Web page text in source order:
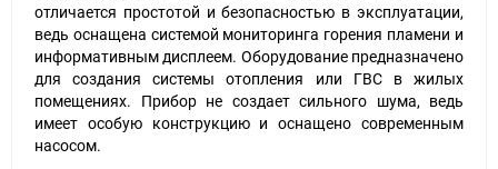
отличается простотой и безопасностью в эксплуатации,
ведь оснащена системой мониторинга горения пламени и
информативным дисплеем. Оборудование предназначено
для создания системы отопления или ГВС в жилых
помещениях. Прибор не создает сильного шума, ведь
имеет особую конструкцию и оснащено современным
насосом.